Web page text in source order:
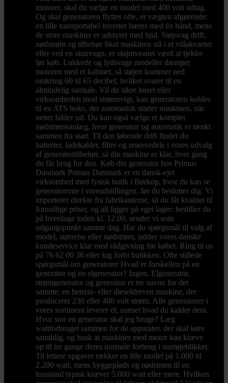
motorer, skal du vælge en model med 400 volt udtag.
Og skal generatoren flyttes ofte, er vægten afgørende:
en lille transportabel inverter bæres med én hånd, mens
de store maskiner er udstyret med hjul. Støjsvag drift,
nødstrøm og tilbehør Skal maskinen stå i et villakvarter
eller ved en skurvogn, er støjniveauet værd at tjekke
før køb. Lukkede og lydsvage modeller dæmper
motoren med et kabinet, så støjen kommer ned
omkring 60 til 65 decibel, hvilket svarer til en
almindelig samtale. Vil du sikre huset eller
virksomheden mod strømsvigt, kan generatoren kobles
til en ATS boks, der automatisk starter maskinen, når
nettet falder ud. Du kan også vælge et komplet
nødstrømsanlæg, hvor generator og automatik er tænkt
sammen fra start. Til den løbende drift finder du
batterier, ladekabler, filtre og reservedele i vores udvalg
af generatortilbehør, så din maskine er klar, hver gang
du får brug for den. Køb din generator hos Primus
Danmark Primus Danmark er en dansk-ejet
virksomhed med fysisk butik i Børkop, hvor du kan se
generatorerne i vareudstillingen, før du beslutter dig. Vi
importerer direkte fra fabrikanterne, så du får kvalitet til
fornuftige priser, og alt ligger på eget lager: bestiller du
på hverdage inden kl. 12.00, sender vi som
udgangspunkt samme dag. Har du spørgsmål til valg af
model, størrelse eller nødstrøm, sidder vores danske
kundeservice klar med rådgivning før købet. Ring til os
på 76 62 00 36 eller kig forbi butikken. Ofte stillede
spørgsmål om generatorer Hvad er forskellen på en
generator og en elgenerator? Ingen. Elgenerator,
strømgenerator og generator er tre navne for det
samme: en benzin- eller dieseldreven maskine, der
producerer 230 eller 400 volt strøm. Alle generatorer i
vores sortiment leverer el, uanset hvad du kalder dem.
Hvor stor en generator skal jeg bruge? Læg
wattforbruget sammen for de apparater, der skal køre
samtidig, og husk at maskiner med motor kan kræve
op til tre gange deres normale forbrug i startøjeblikket.
Til lettere opgaver rækker en lille model på 1.000 til
2.200 watt, mens byggeplads og nødstrøm til en
husstand typisk kræver 5.000 watt eller mere. Hvilken